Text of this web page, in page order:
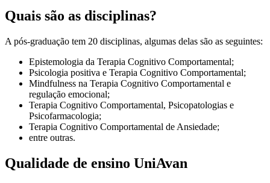
Quais são as disciplinas?
A pós-graduação tem 20 disciplinas, algumas delas são as seguintes:
Epistemologia da Terapia Cognitivo Comportamental;
Psicologia positiva e Terapia Cognitivo Comportamental;
Mindfulness na Terapia Cognitivo Comportamental e
regulação emocional;
Terapia Cognitivo Comportamental, Psicopatologias e
Psicofarmacologia;
Terapia Cognitivo Comportamental de Ansiedade;
entre outras.
Qualidade de ensino UniAvan